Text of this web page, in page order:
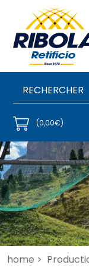
(0,00€)
home >